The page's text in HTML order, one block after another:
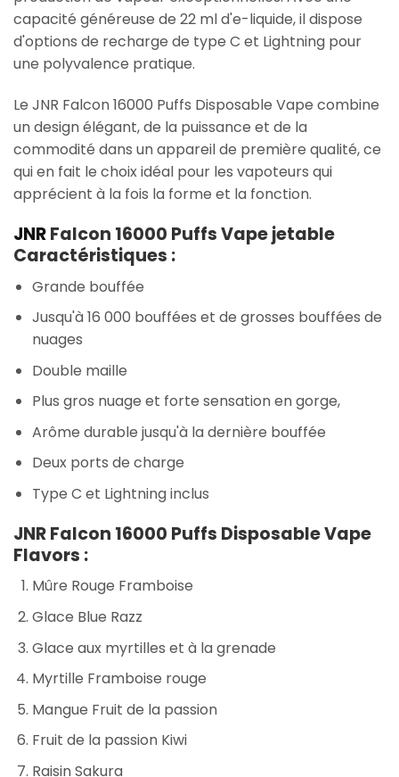
capacité généreuse de 22 ml d'e-liquide, il dispose
d'options de recharge de type C et Lightning pour
une polyvalence pratique.
Le JNR Falcon 16000 Puffs Disposable Vape combine
un design élégant, de la puissance et de la
commodité dans un appareil de première qualité, ce
qui en fait le choix idéal pour les vapoteurs qui
apprécient à la fois la forme et la fonction.
JNRFalcon 16000 Puffs Vape jetable
Caractéristiques :
Grande bouffée
Jusqu'à 16 000 bouffées et de grosses bouffées de
nuages
Double maille
Plus gros nuage et forte sensation en gorge,
Arôme durable jusqu'à la dernière bouffée
Deux ports de charge
Type C et Lightning inclus
JNR Falcon 16000 Puffs Disposable Vape
Flavors :
Mûre Rouge Framboise
Glace Blue Razz
Glace aux myrtilles et à la grenade
Myrtille Framboise rouge
Mangue Fruit de la passion
Fruit de la passion Kiwi
Raisin Sakura